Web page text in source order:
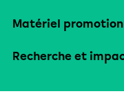
Matériel
Recherche et